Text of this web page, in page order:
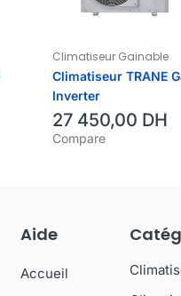
Climatiseur Gainable
Climatiseur TRANE
Inverter
27 450,00 DH
Compare
Aide
Accueil